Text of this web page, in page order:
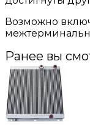
Возможно
Ранее вы